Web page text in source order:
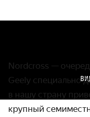
Nordcross —
Geely специально
в нашу страну
крупный